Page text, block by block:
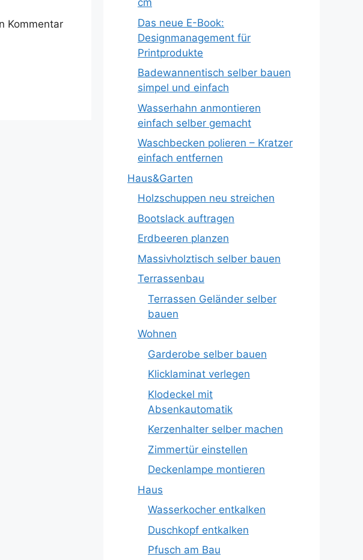
Kommentar
cm
Das neue E-Book:
Designmanagement für
Printprodukte
Badewannentisch selber bauen
simpel und einfach
Wasserhahn anmontieren
einfach selber gemacht
Waschbecken polieren – Kratzer
einfach entfernen
Haus&Garten
Holzschuppen neu streichen
Bootslack auftragen
Erdbeeren planzen
Massivholztisch selber bauen
Terrassenbau
Terrassen Geländer selber
bauen
Wohnen
Garderobe selber bauen
Klicklaminat verlegen
Klodeckel mit
Absenkautomatik
Kerzenhalter selber machen
Zimmertür einstellen
Deckenlampe montieren
Haus
Wasserkocher entkalken
Duschkopf entkalken
Pfusch am Bau